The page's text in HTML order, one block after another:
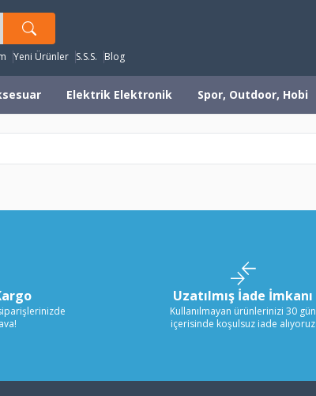
Yeni Ürünler S.S.S. Blog
Elektrik Elektronik Spor, Outdoor, Hobi
Uzatılmış İade İmkanı
Kullanılmayan ürünlerinizi 30 gün
içerisinde koşulsuz iade alıyoruz